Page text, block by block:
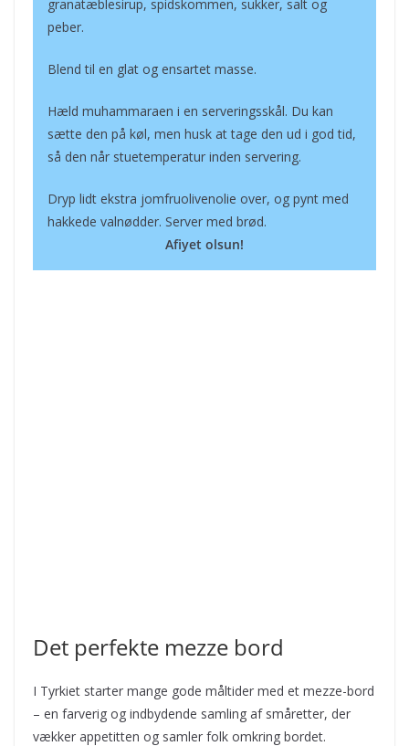
granatæblesirup, spidskommen, sukker, salt og
peber.
Blend til en glat og ensartet masse.
Hæld muhammaraen i en serveringsskål. Du kan
sætte den på køl, men husk at tage den ud i god tid,
så den når stuetemperatur inden servering.
Dryp lidt ekstra jomfruolivenolie over, og pynt med
hakkede valnødder. Server med brød.
Afiyet olsun!
Det perfekte mezze bord
I Tyrkiet starter mange gode måltider med et mezze-bord
– en farverig og indbydende samling af småretter, der
vækker appetitten og samler folk omkring bordet.